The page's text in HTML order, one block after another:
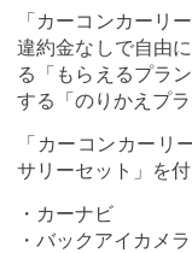
「カーコンカーリ
違約金なしで自由
る「もらえるプラ
する「のりかえプ
「カーコンカーリ
サリーセット」を
・カーナビ
・バックアイカメ